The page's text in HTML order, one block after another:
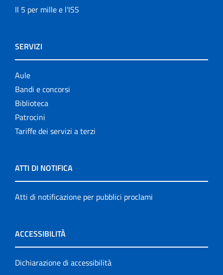
Il 5 per mille e l'ISS
SERVIZI
Aule
Bandi e concorsi
Biblioteca
Patrocini
Tariffe dei servizi a terzi
ATTI DI NOTIFICA
Atti di notificazione per pubblici proclami
ACCESSIBILITÀ
Dichiarazione di accessibilità